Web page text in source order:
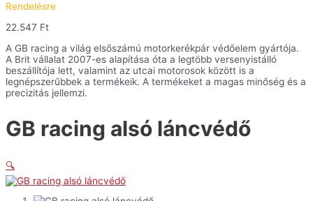
Rendelésre
22.547 Ft
A GB racing a világ elsőszámú motorkerékpár védőelem gyártója.
A Brit vállalat 2007-es alapítása óta a legtöbb versenyistálló
beszállítója lett, valamint az utcai motorosok között is a
legnépszerűbbek a termékeik. A termékeket a magas minőség és a
precizitás jellemzi.
GB racing alsó láncvédő
🔍